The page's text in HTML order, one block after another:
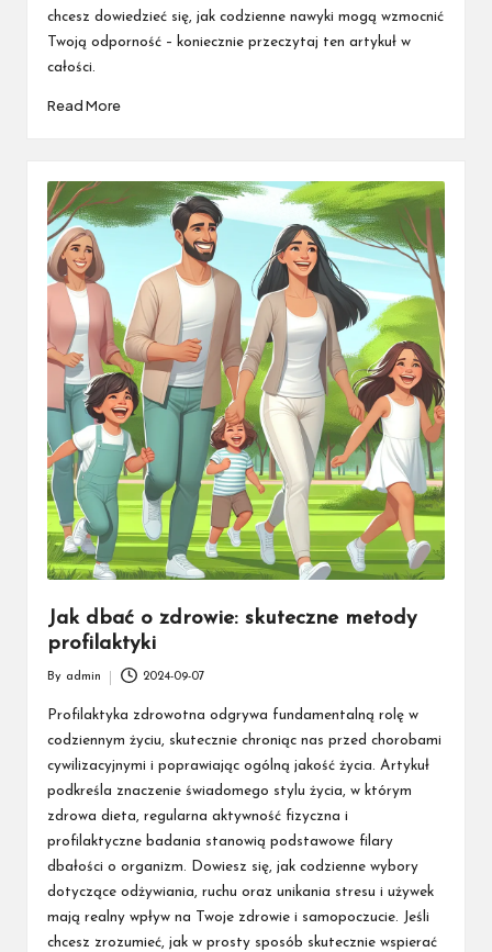
chcesz dowiedzieć się, jak codzienne nawyki mogą wzmocnić
Twoją odporność – koniecznie przeczytaj ten artykuł w
całości.
Read More
Jak dbać o zdrowie: skuteczne metody
profilaktyki
by
By admin 2024-09-07
Profilaktyka zdrowotna odgrywa fundamentalną rolę w
codziennym życiu, skutecznie chroniąc nas przed chorobami
cywilizacyjnymi i poprawiając ogólną jakość życia. Artykuł
podkreśla znaczenie świadomego stylu życia, w którym
zdrowa dieta, regularna aktywność fizyczna i
profilaktyczne badania stanowią podstawowe filary
dbałości o organizm. Dowiesz się, jak codzienne wybory
dotyczące odżywiania, ruchu oraz unikania stresu i używek
mają realny wpływ na Twoje zdrowie i samopoczucie. Jeśli
chcesz zrozumieć, jak w prosty sposób skutecznie wspierać